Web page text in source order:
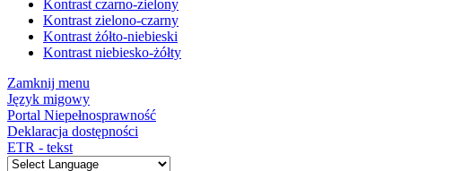
Kontrast czarno-zielony
Kontrast zielono-czarny
Kontrast żółto-niebieski
Kontrast niebiesko-żółty
Zamknij menu
Język migowy
Portal Niepełnosprawność
Deklaracja dostępności
ETR - tekst